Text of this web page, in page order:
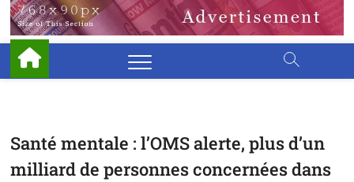
Santé mentale : l’OMS alerte, plus d’un
milliard de personnes concernées dans